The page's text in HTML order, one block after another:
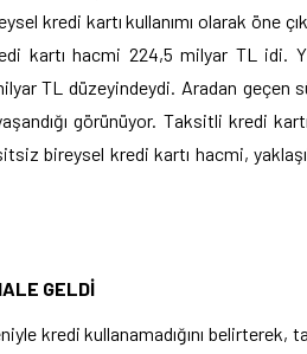
kredi kartı kullanımı olarak öne
kartı hacmi 224,5 mil­yar TL idi.
TL düzeyindeydi. Aradan geçen
görünüyor. Tak­sitli kredi
bireysel kredi kartı hacmi,
GELDİ
kredi kul­lanamadığını belirterek,